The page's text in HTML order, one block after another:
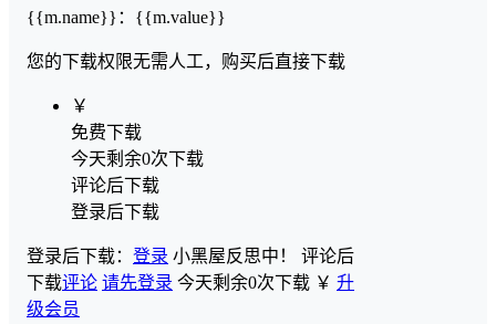
{{m.name}} ： {{m.value}}
您的下载权限无需人工，购买后直接下载
￥
免费下载
今天剩余0次下载
评论后下载
登录后下载
登录后下载： 登录 小黑屋反思中！ 评论后
下载评论 请先登录 今天剩余0次下载 ￥ 升
级会员